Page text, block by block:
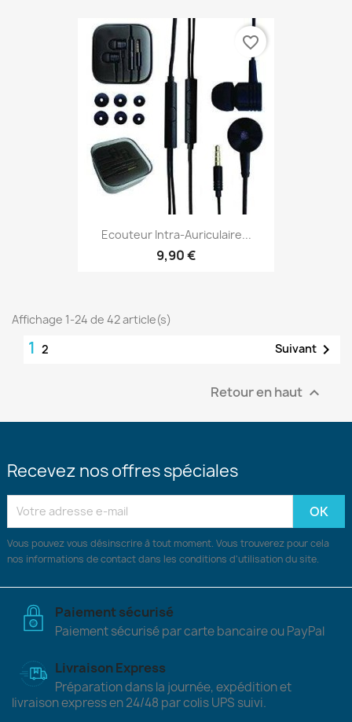
Ecouteur Intra-Auriculaire...
9,90 €
favorite_border
Affichage 1-24 de 42 article(s)
1 2 Suivant 
Retour en haut 
Recevez nos offres spéciales
Vous pouvez vous désinscrire à tout moment. Vous trouverez pour cela
nos informations de contact dans les conditions d'utilisation du site.
Paiement sécurisé
Paiement sécurisé par carte bancaire ou PayPal
Livraison Express
Préparation dans la journée, expédition et
livraison express en 24/48 par colis UPS suivi.